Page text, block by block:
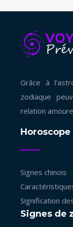
Grâce à
zodiaque
relation
Signes chinois
Signification
Signes de